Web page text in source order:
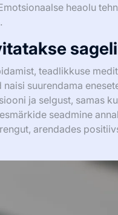
heaolu
teadlikkuse
suurendama
ja selgust, samas
seadmine
arendades